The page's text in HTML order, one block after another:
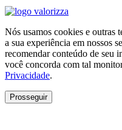
Nós usamos cookies e outras
a sua experiência em nossos
recomendar conteúdo de seu
você concorda com tal
Privacidade.
Prosseguir